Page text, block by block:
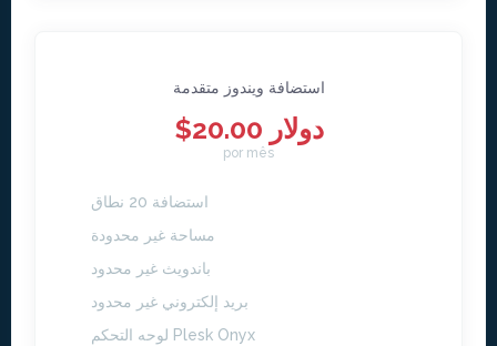
استضافة ويندوز متقدمة
$20.00 دولار
por mês
استضافة 20 نطاق
مساحة غير محدودة
باندويث غير محدود
بريد إلكتروني غير محدود
لوحه التحكم Plesk Onyx